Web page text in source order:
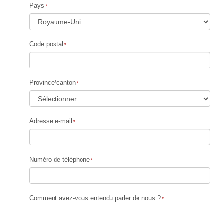
Pays
Code postal
Province/canton
Adresse e-mail
Numéro de téléphone
Comment avez-vous entendu parler de nous ?